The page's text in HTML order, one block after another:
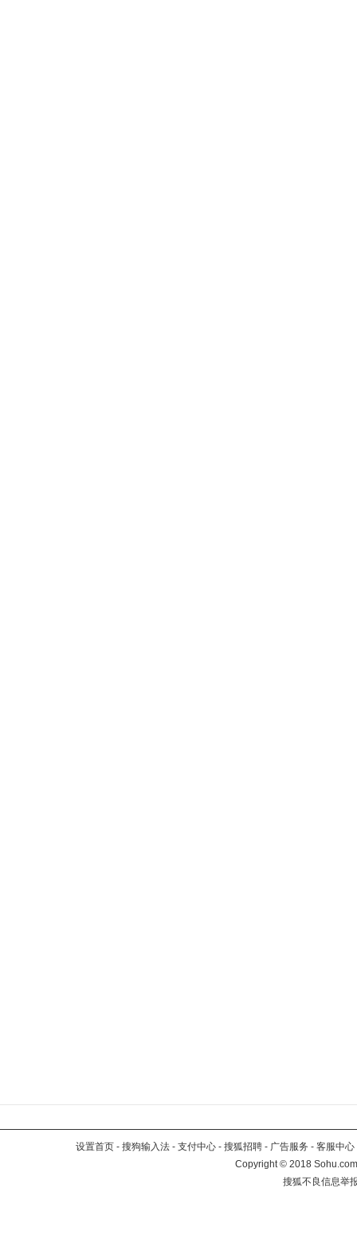
设置首页 - 搜狗输入法 - 支付中心 - 搜狐招聘 - 广告服务 - 客服中心
Copyright©2018
搜狐不良信息举